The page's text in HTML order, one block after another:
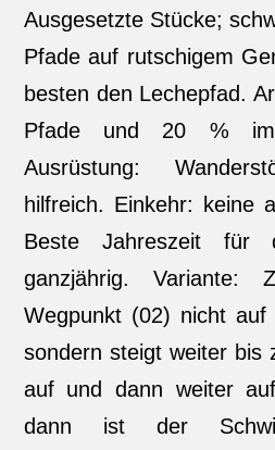
Ausgesetzte Stücke;
Pfade auf rutschigem
besten den Lechepfad.
Pfade und 20 % im
Ausrüstung:
hilfreich. Einkehr: keine
Beste Jahreszeit für
ganzjährig. Variante:
Wegpunkt (02) nicht auf
sondern steigt weiter bis
auf und dann weiter
dann ist der